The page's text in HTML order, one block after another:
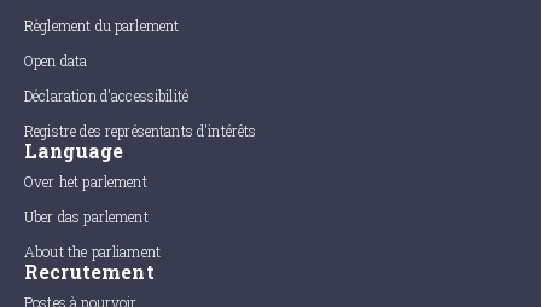
Règlement du parlement
Open data
Déclaration d'accessibilité
Registre des représentants d'intérêts
Language
Over het parlement
Uber das parlement
About the parliament
Recrutement
Postes à pourvoir